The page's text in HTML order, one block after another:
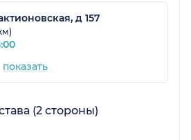
д 157
показать
(2 стороны)